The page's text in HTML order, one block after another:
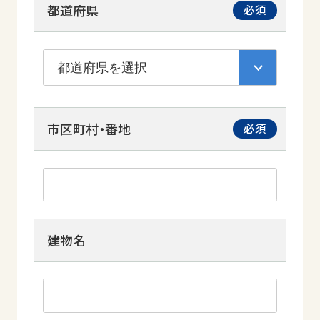
都道府県
市区町村・番地
建物名